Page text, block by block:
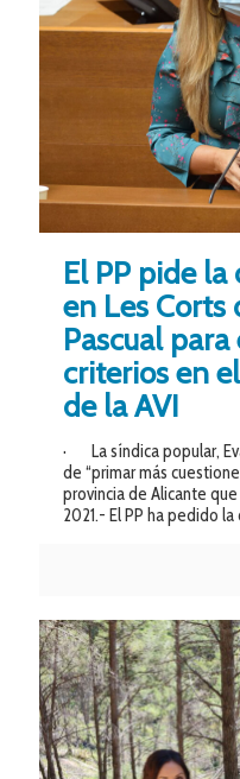
El PP pide
en Les Corts
Pascual
criterios en
de la AVI
· La síndica popular,
de “primar más
provincia de Alicante que
2021.- El PP ha pedido